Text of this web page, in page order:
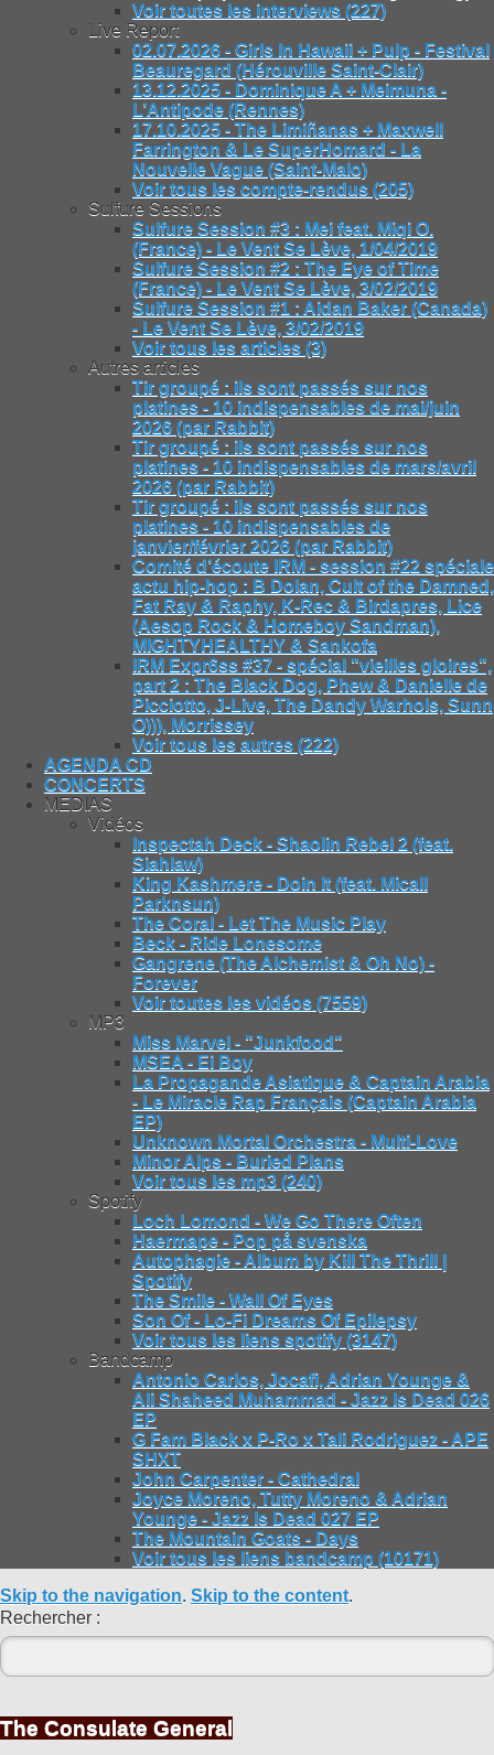
Voir toutes les interviews (227)
Live Report
02.07.2026 - Girls In Hawaii + Pulp - Festival
Beauregard (Hérouville Saint-Clair)
13.12.2025 - Dominique A + Meimuna -
L’Antipode (Rennes)
17.10.2025 - The Limiñanas + Maxwell
Farrington & Le SuperHomard - La
Nouvelle Vague (Saint-Malo)
Voir tous les compte-rendus (205)
Sulfure Sessions
Sulfure Session #3 : Mei feat. Miqi O.
(France) - Le Vent Se Lève, 1/04/2019
Sulfure Session #2 : The Eye of Time
(France) - Le Vent Se Lève, 3/02/2019
Sulfure Session #1 : Aidan Baker (Canada)
- Le Vent Se Lève, 3/02/2019
Voir tous les articles (3)
Autres articles
Tir groupé : ils sont passés sur nos
platines - 10 indispensables de mai/juin
2026 (par Rabbit)
Tir groupé : ils sont passés sur nos
platines - 10 indispensables de mars/avril
2026 (par Rabbit)
Tir groupé : ils sont passés sur nos
platines - 10 indispensables de
janvier/février 2026 (par Rabbit)
Comité d’écoute IRM - session #22 spéciale
actu hip-hop : B Dolan, Cult of the Damned,
Fat Ray & Raphy, K-Rec & Birdapres, Lice
(Aesop Rock & Homeboy Sandman),
MIGHTYHEALTHY & Sankofa
IRM Expr6ss #37 - spécial "vieilles gloires",
part 2 : The Black Dog, Phew & Danielle de
Picciotto, J-Live, The Dandy Warhols, Sunn
O))), Morrissey
Voir tous les autres (222)
AGENDA CD
CONCERTS
MEDIAS
Vidéos
Inspectah Deck - Shaolin Rebel 2 (feat.
Siahlaw)
King Kashmere - Doin It (feat. Micall
Parknsun)
The Coral - Let The Music Play
Beck - Ride Lonesome
Gangrene (The Alchemist & Oh No) -
Forever
Voir toutes les vidéos (7559)
MP3
Miss Marvel - "Junkfood"
MSEA - Ei Boy
La Propagande Asiatique & Captain Arabia
- Le Miracle Rap Français (Captain Arabia
EP)
Unknown Mortal Orchestra - Multi-Love
Minor Alps - Buried Plans
Voir tous les mp3 (240)
Spotify
Loch Lomond - We Go There Often
Haermape - Pop på svenska
Autophagie - Album by Kill The Thrill |
Spotify
The Smile - Wall Of Eyes
Son Of - Lo-Fi Dreams Of Epilepsy
Voir tous les liens spotify (3147)
Bandcamp
Antonio Carlos, Jocafi, Adrian Younge &
Ali Shaheed Muhammad - Jazz Is Dead 026
EP
G Fam Black x P-Ro x Tali Rodriguez - APE
SHXT
John Carpenter - Cathedral
Joyce Moreno, Tutty Moreno & Adrian
Younge - Jazz Is Dead 027 EP
The Mountain Goats - Days
Voir tous les liens bandcamp (10171)
Skip to the navigation. Skip to the content.
Rechercher :
The Consulate General